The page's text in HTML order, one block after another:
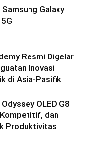
Galaxy
Resmi Digelar
Inovasi
di Asia-Pasifik
OLED G8
dan
Produktivitas